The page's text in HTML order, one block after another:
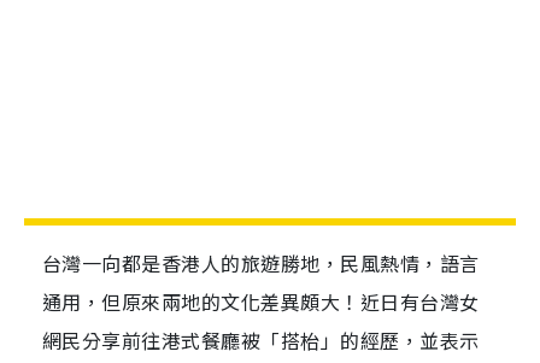
台灣一向都是香港人的旅遊勝地，民風熱情，語言
通用，但原來兩地的文化差異頗大！近日有台灣女
網民分享前往港式餐廳被「搭枱」的經歷，並表示